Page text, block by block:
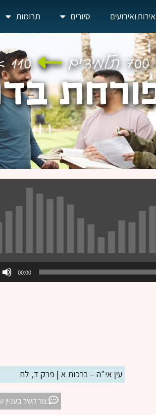
אירוח ואירועים סיורים תרומות
00:00
עין אי"ה – ברכות א | פרק ד, לח
צור קשר בעניין